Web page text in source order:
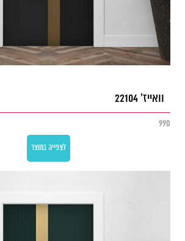
וואייז' 22104
990
לצפייה במוצר